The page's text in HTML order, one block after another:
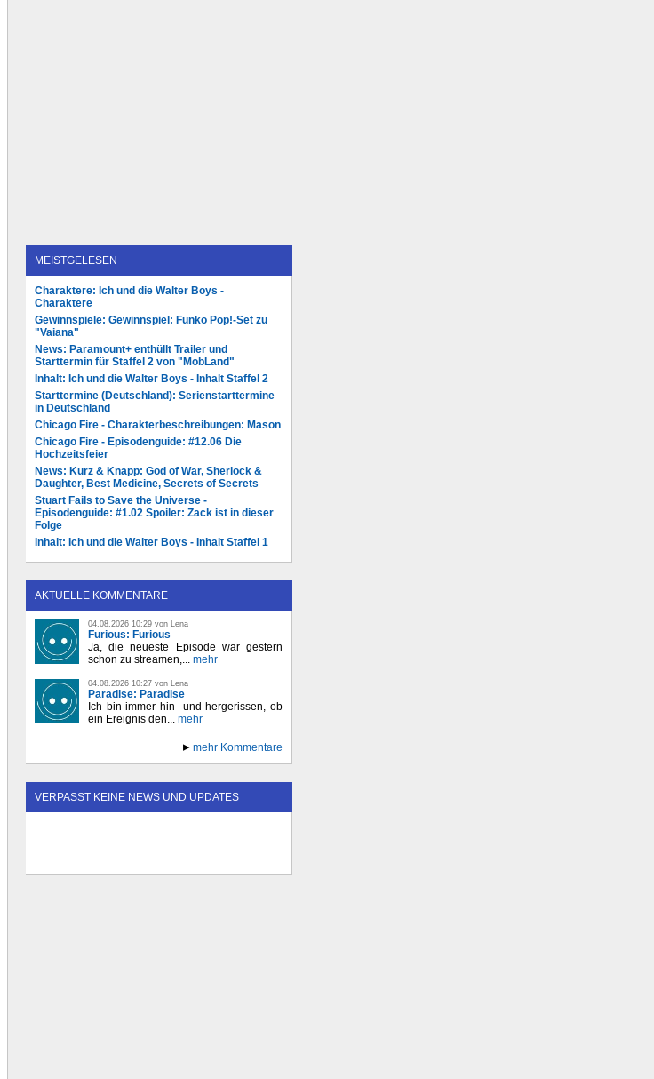
MEISTGELESEN
Charaktere: Ich und die Walter Boys -
Charaktere
Gewinnspiele: Gewinnspiel: Funko Pop!-Set zu
"Vaiana"
News: Paramount+ enthüllt Trailer und
Starttermin für Staffel 2 von "MobLand"
Inhalt: Ich und die Walter Boys - Inhalt Staffel 2
Starttermine (Deutschland): Serienstarttermine
in Deutschland
Chicago Fire - Charakterbeschreibungen: Mason
Chicago Fire - Episodenguide: #12.06 Die
Hochzeitsfeier
News: Kurz & Knapp: God of War, Sherlock &
Daughter, Best Medicine, Secrets of Secrets
Stuart Fails to Save the Universe -
Episodenguide: #1.02 Spoiler: Zack ist in dieser
Folge
Inhalt: Ich und die Walter Boys - Inhalt Staffel 1
AKTUELLE KOMMENTARE
04.08.2026 10:29 von Lena
Furious: Furious
Ja, die neueste Episode war gestern
schon zu streamen,... mehr
04.08.2026 10:27 von Lena
Paradise: Paradise
Ich bin immer hin- und hergerissen, ob
ein Ereignis den... mehr
mehr Kommentare
VERPASST KEINE NEWS UND UPDATES